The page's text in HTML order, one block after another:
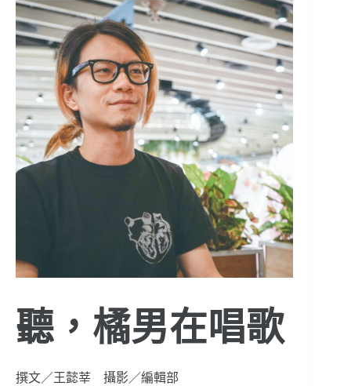
聽，橘男在唱歌
撰文／王懿莘 攝影／編輯部